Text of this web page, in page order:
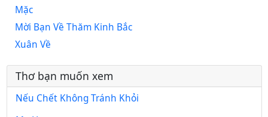
Mặc
Mời Bạn Về Thăm Kinh Bắc
Xuân Về
Thơ bạn muốn xem
Nếu Chết Không Tránh Khỏi